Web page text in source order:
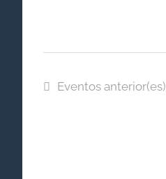
Eventosanterior(es)